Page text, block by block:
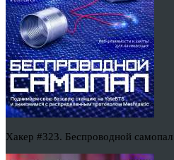
Хакер #323. Беспроводной самопал